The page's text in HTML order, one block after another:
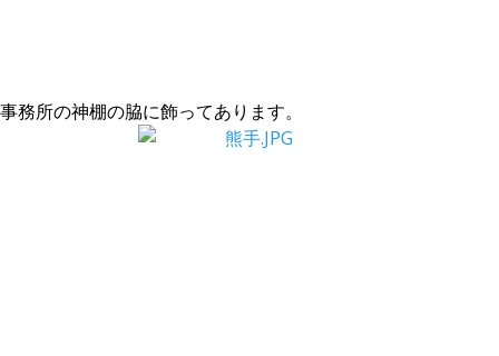
事務所の神棚の脇に飾ってあります。